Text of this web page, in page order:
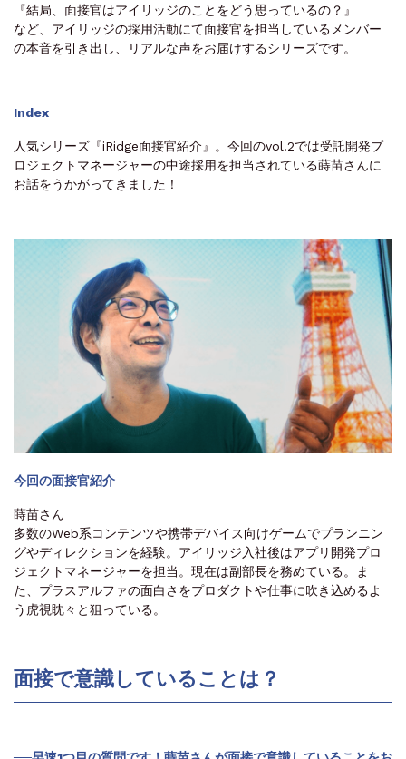
『結局、面接官はアイリッジのことをどう思っているの？』
など、アイリッジの採用活動にて面接官を担当しているメンバー
の本音を引き出し、リアルな声をお届けするシリーズです。
Index
人気シリーズ『iRidge面接官紹介』。今回のvol.2では受託開発プ
ロジェクトマネージャーの中途採用を担当されている蒔苗さんに
お話をうかがってきました！
今回の面接官紹介
蒔苗さん
多数のWeb系コンテンツや携帯デバイス向けゲームでプランニン
グやディレクションを経験。アイリッジ入社後はアプリ開発プロ
ジェクトマネージャーを担当。現在は副部長を務めている。ま
た、プラスアルファの面白さをプロダクトや仕事に吹き込めるよ
う虎視眈々と狙っている。
面接で意識していることは？